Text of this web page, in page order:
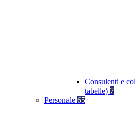
Consulenti e
tabelle) 7
Personale 65